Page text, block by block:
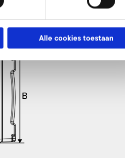
Alle cookies toestaan